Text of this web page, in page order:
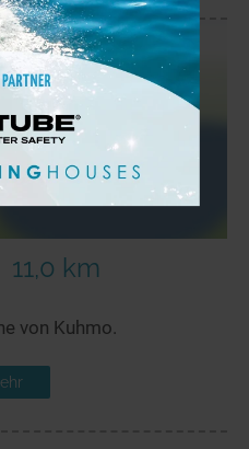
11,0 km
von Kuhmo.